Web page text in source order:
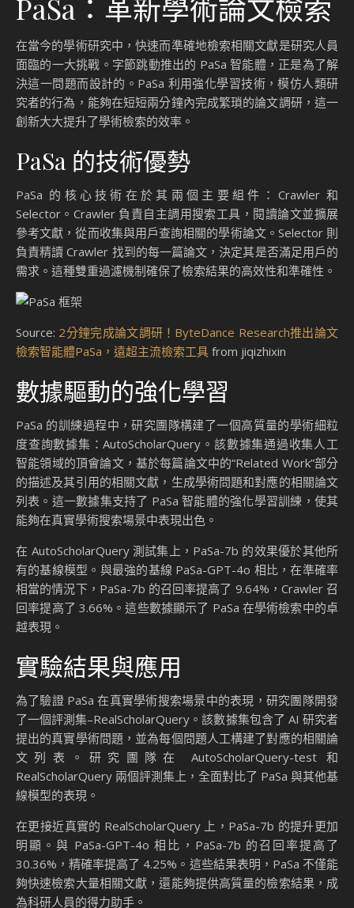
PaSa：革新學術論文檢索
在當今的學術研究中，快速而準確地檢索相關文獻是研究人員
面臨的一大挑戰。字節跳動推出的 PaSa 智能體，正是為了解
決這一問題而設計的。PaSa 利用強化學習技術，模仿人類研
究者的行為，能夠在短短兩分鐘內完成繁瑣的論文調研，這一
創新大大提升了學術檢索的效率。
PaSa 的技術優勢
PaSa 的核心技術在於其兩個主要組件：Crawler 和
Selector。Crawler 負責自主調用搜索工具，閱讀論文並擴展
參考文獻，從而收集與用戶查詢相關的學術論文。Selector 則
負責精讀 Crawler 找到的每一篇論文，決定其是否滿足用戶的
需求。這種雙重過濾機制確保了檢索結果的高效性和準確性。
Source: 2分鐘完成論文調研！ByteDance Research推出論文
檢索智能體PaSa，遠超主流檢索工具 from jiqizhixin
數據驅動的強化學習
PaSa 的訓練過程中，研究團隊構建了一個高質量的學術細粒
度查詢數據集：AutoScholarQuery。該數據集通過收集人工
智能領域的頂會論文，基於每篇論文中的“Related Work”部分
的描述及其引用的相關文獻，生成學術問題和對應的相關論文
列表。這一數據集支持了 PaSa 智能體的強化學習訓練，使其
能夠在真實學術搜索場景中表現出色。
在 AutoScholarQuery 測試集上，PaSa-7b 的效果優於其他所
有的基線模型。與最強的基線 PaSa-GPT-4o 相比，在準確率
相當的情況下，PaSa-7b 的召回率提高了 9.64%，Crawler 召
回率提高了 3.66%。這些數據顯示了 PaSa 在學術檢索中的卓
越表現。
實驗結果與應用
為了驗證 PaSa 在真實學術搜索場景中的表現，研究團隊開發
了一個評測集–RealScholarQuery。該數據集包含了 AI 研究者
提出的真實學術問題，並為每個問題人工構建了對應的相關論
文列表。研究團隊在 AutoScholarQuery-test 和
RealScholarQuery 兩個評測集上，全面對比了 PaSa 與其他基
線模型的表現。
在更接近真實的 RealScholarQuery 上，PaSa-7b 的提升更加
明顯。與 PaSa-GPT-4o 相比，PaSa-7b 的召回率提高了
30.36%，精確率提高了 4.25%。這些結果表明，PaSa 不僅能
夠快速檢索大量相關文獻，還能夠提供高質量的檢索結果，成
為科研人員的得力助手。